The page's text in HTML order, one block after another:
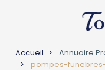
Accueil Annuaire
pompes-